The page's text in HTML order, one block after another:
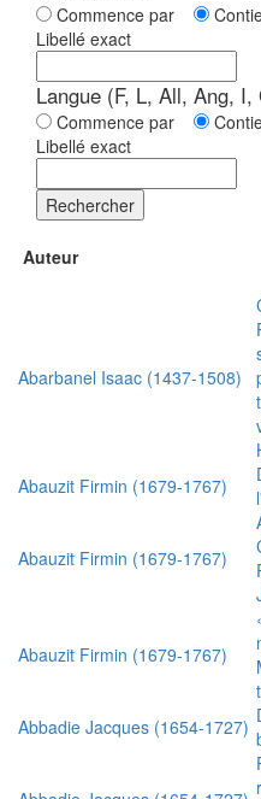
Commence par
Libellé exact
Langue (F, L, All, Ang,
Commence par
Libellé exact
Rechercher
Auteur
Abarbanel Isaac (1437-1508)
Abauzit Firmin (1679-1767)
Abauzit Firmin (1679-1767)
Abauzit Firmin (1679-1767)
Abbadie Jacques (1654-1727)